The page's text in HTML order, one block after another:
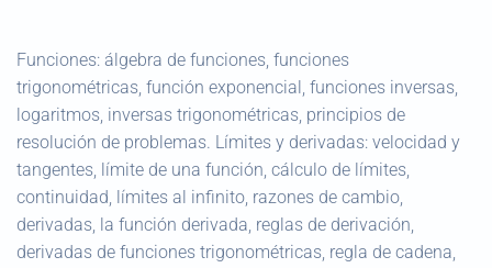
Funciones: álgebra de funciones, funciones
trigonométricas, función exponencial, funciones inversas,
logaritmos, inversas trigonométricas, principios de
resolución de problemas. Límites y derivadas: velocidad y
tangentes, límite de una función, cálculo de límites,
continuidad, límites al infinito, razones de cambio,
derivadas, la función derivada, reglas de derivación,
derivadas de funciones trigonométricas, regla de cadena,